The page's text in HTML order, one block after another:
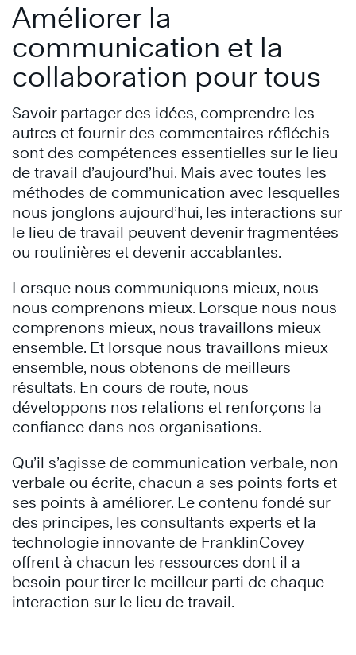
Améliorer la
communication et la
collaboration pour tous
Savoir partager des idées, comprendre les
autres et fournir des commentaires réfléchis
sont des compétences essentielles sur le lieu
de travail d’aujourd’hui. Mais avec toutes les
méthodes de communication avec lesquelles
nous jonglons aujourd’hui, les interactions sur
le lieu de travail peuvent devenir fragmentées
ou routinières et devenir accablantes.
Lorsque nous communiquons mieux, nous
nous comprenons mieux. Lorsque nous nous
comprenons mieux, nous travaillons mieux
ensemble. Et lorsque nous travaillons mieux
ensemble, nous obtenons de meilleurs
résultats. En cours de route, nous
développons nos relations et renforçons la
confiance dans nos organisations.
Qu’il s’agisse de communication verbale, non
verbale ou écrite, chacun a ses points forts et
ses points à améliorer. Le contenu fondé sur
des principes, les consultants experts et la
technologie innovante de FranklinCovey
offrent à chacun les ressources dont il a
besoin pour tirer le meilleur parti de chaque
interaction sur le lieu de travail.